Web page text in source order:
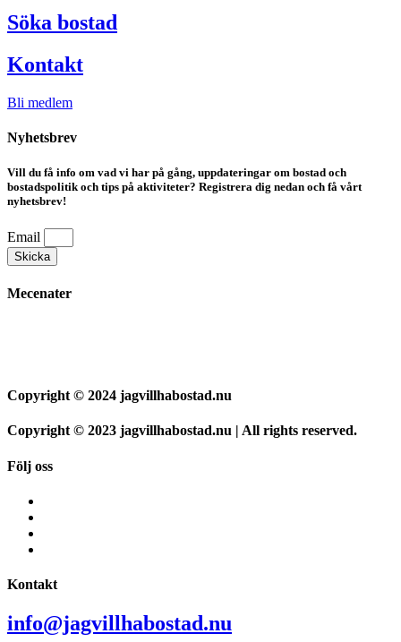
Söka bostad
Kontakt
Bli medlem
Nyhetsbrev
Vill du få info om vad vi har på gång, uppdateringar om bostad och
bostadspolitik och tips på aktiviteter? Registrera dig nedan och få vårt
nyhetsbrev!
Email
Skicka
Mecenater
Copyright © 2024 jagvillhabostad.nu
Copyright © 2023 jagvillhabostad.nu | All rights reserved.
Följ oss
Kontakt
info@jagvillhabostad.nu